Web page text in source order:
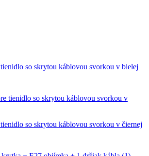
so skrytou káblovou svorkou v bielej
so skrytou káblovou svorkou v čiernej